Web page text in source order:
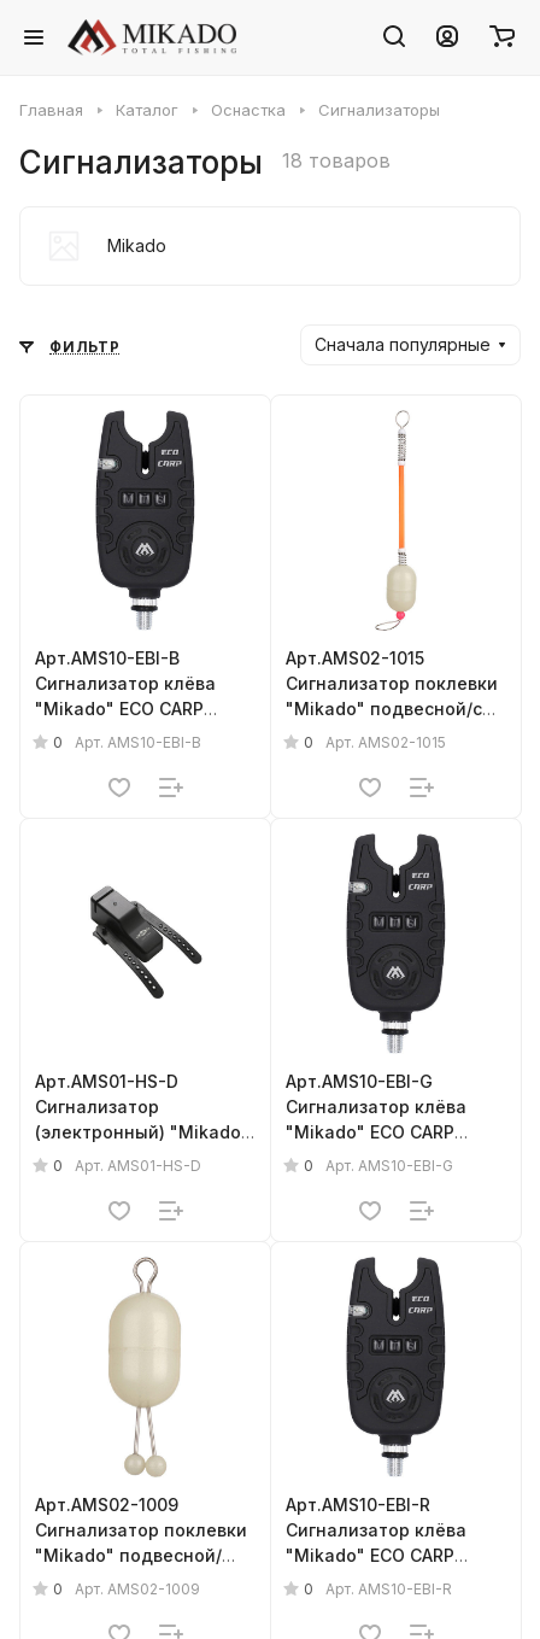
Главная Каталог Оснастка Сигнализаторы
Сигнализаторы 18 товаров
Mikado
ФИЛЬТР Сначала популярные
Арт.AMS10-EBI-B
Сигнализатор клёва
"Mikado" ECO CARP
(электронный) 9V, синий
0 Арт. AMS10-EBI-B
Арт.AMS02-1015
Сигнализатор поклевки
"Mikado" подвесной/с
антизакручивателем/
0 Арт. AMS02-1015
Арт.AMS01-HS-D
Сигнализатор
(электронный) "Mikado"
(с креплением на
0 Арт. AMS01-HS-D
Арт.AMS10-EBI-G
Сигнализатор клёва
"Mikado" ECO CARP
(электронный) 9V,
0 Арт. AMS10-EBI-G
Арт.AMS02-1009
Сигнализатор поклевки
"Mikado" подвесной/
светящийся {фас.=
0 Арт. AMS02-1009
Арт.AMS10-EBI-R
Сигнализатор клёва
"Mikado" ECO CARP
(электронный) 9V,
0 Арт. AMS10-EBI-R